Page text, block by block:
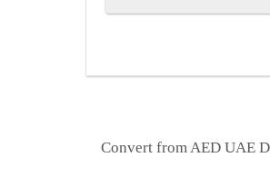
Convert from AED UAE